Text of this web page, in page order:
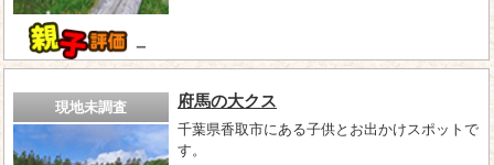
－
現地未調査 府馬の大クス
千葉県香取市にある子供とお出かけスポットで
す。